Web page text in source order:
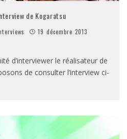
de Kogaratsu
19 décembre 2013
d’interviewer le réalisateur de
de consulter l’interview ci-